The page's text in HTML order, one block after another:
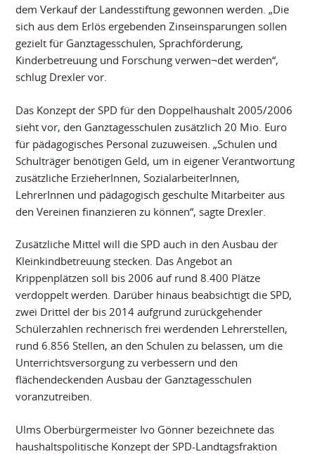
dem Verkauf der Landesstiftung gewonnen werden. „Die
sich aus dem Erlös ergebenden Zinseinsparungen sollen
gezielt für Ganztagesschulen, Sprachförderung,
Kinderbetreuung und Forschung verwen¬det werden“,
schlug Drexler vor.
Das Konzept der SPD für den Doppelhaushalt 2005/2006
sieht vor, den Ganztagesschulen zusätzlich 20 Mio. Euro
für pädagogisches Personal zuzuweisen. „Schulen und
Schulträger benötigen Geld, um in eigener Verantwortung
zusätzliche ErzieherInnen, SozialarbeiterInnen,
LehrerInnen und pädagogisch geschulte Mitarbeiter aus
den Vereinen finanzieren zu können“, sagte Drexler.
Zusätzliche Mittel will die SPD auch in den Ausbau der
Kleinkindbetreuung stecken. Das Angebot an
Krippenplätzen soll bis 2006 auf rund 8.400 Plätze
verdoppelt werden. Darüber hinaus beabsichtigt die SPD,
zwei Drittel der bis 2014 aufgrund zurückgehender
Schülerzahlen rechnerisch frei werdenden Lehrerstellen,
rund 6.856 Stellen, an den Schulen zu belassen, um die
Unterrichtsversorgung zu verbessern und den
flächendeckenden Ausbau der Ganztagesschulen
voranzutreiben.
Ulms Oberbürgermeister Ivo Gönner bezeichnete das
haushaltspolitische Konzept der SPD-Landtagsfraktion